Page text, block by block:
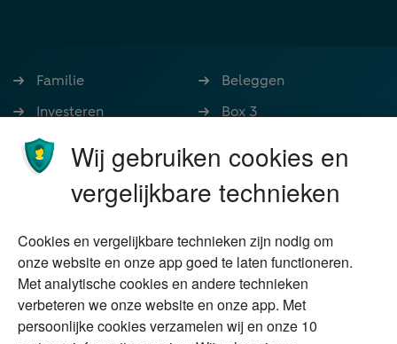
Familie
Investeren
Ondernemen
Stoppen met werken
Wonen
Beleggen
Box 3
Nalatenschap
Schenken
Duurzaam
Vermogensplanning
Tweede huis in
buitenland
Over Financial Focus
Specialisten
Financial Focus
magazine
Wij gebruiken cookies en
vergelijkbare technieken
Cookies en vergelijkbare technieken zijn nodig om
onze website en onze app goed te laten functioneren.
Met analytische cookies en andere technieken
verbeteren we onze website en onze app. Met
persoonlijke cookies verzamelen wij en onze 10